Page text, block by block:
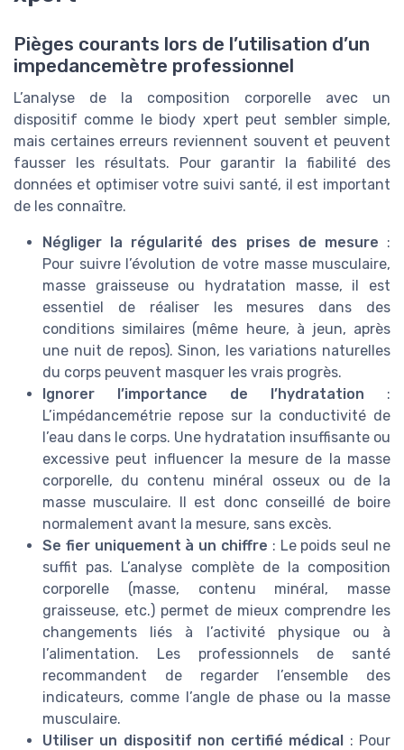
Pièges courants lors de l’utilisation d’un
impedancemètre professionnel
L’analyse de la composition corporelle avec un
dispositif comme le biody xpert peut sembler simple,
mais certaines erreurs reviennent souvent et peuvent
fausser les résultats. Pour garantir la fiabilité des
données et optimiser votre suivi santé, il est important
de les connaître.
Négliger la régularité des prises de mesure :
Pour suivre l’évolution de votre masse musculaire,
masse graisseuse ou hydratation masse, il est
essentiel de réaliser les mesures dans des
conditions similaires (même heure, à jeun, après
une nuit de repos). Sinon, les variations naturelles
du corps peuvent masquer les vrais progrès.
Ignorer l’importance de l’hydratation :
L’impédancemétrie repose sur la conductivité de
l’eau dans le corps. Une hydratation insuffisante ou
excessive peut influencer la mesure de la masse
corporelle, du contenu minéral osseux ou de la
masse musculaire. Il est donc conseillé de boire
normalement avant la mesure, sans excès.
Se fier uniquement à un chiffre : Le poids seul ne
suffit pas. L’analyse complète de la composition
corporelle (masse, contenu minéral, masse
graisseuse, etc.) permet de mieux comprendre les
changements liés à l’activité physique ou à
l’alimentation. Les professionnels de santé
recommandent de regarder l’ensemble des
indicateurs, comme l’angle de phase ou la masse
musculaire.
Utiliser un dispositif non certifié médical : Pour